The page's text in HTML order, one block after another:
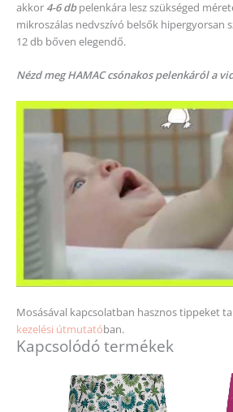
akkor 4-6 db pelenkára lesz szükséged
mikroszálas nedvszívó belsők hipergyorsan
12 db bőven elegendő.
Nézd meg HAMAC csónakos pelenkáról a
Mosásával kapcsolatban hasznos tippeket
kezelési útmutatóban.
Kapcsolódó termékek
a
terméknek